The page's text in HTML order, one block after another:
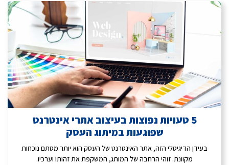
5 טעויות נפוצות בעיצוב אתרי אינטרנט
שפוגעות במיתוג העסק
בעידן הדיגיטלי הזה, אתר האינטרנט של העסק הוא יותר מסתם נוכחות
מקוונת. זוהי הרחבה של המותג, המשקפת את זהותו וערכיו.